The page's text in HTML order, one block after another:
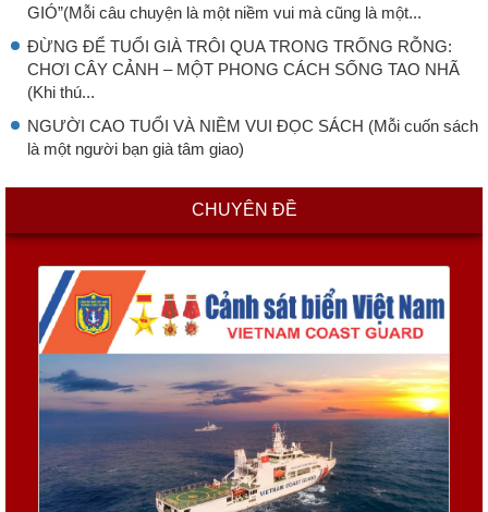
GIÓ”(Mỗi câu chuyện là một niềm vui mà cũng là một...
ĐỪNG ĐỂ TUỔI GIÀ TRÔI QUA TRONG TRỐNG RỖNG:
CHƠI CÂY CẢNH – MỘT PHONG CÁCH SỐNG TAO NHÃ
(Khi thú...
NGƯỜI CAO TUỔI VÀ NIỀM VUI ĐỌC SÁCH (Mỗi cuốn sách
là một người bạn già tâm giao)
CHUYÊN ĐỀ